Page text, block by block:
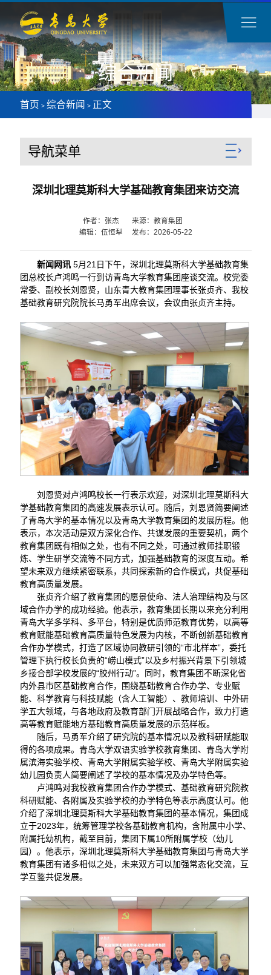
综合新闻
首页 > 综合新闻 > 正文
导航菜单
深圳北理莫斯科大学基础教育集团来访交流
作者：张杰 来源：教育集团
编辑：伍恒犁 发布：2026-05-22
新闻网讯5月21日下午，深圳北理莫斯科大学基础教育集
团总校长卢鸿鸣一行到访青岛大学教育集团座谈交流。校党委
常委、副校长刘恩贤，山东青大教育集团理事长张贞齐、我校
基础教育研究院院长马勇军出席会议，会议由张贞齐主持。
刘恩贤对卢鸿鸣校长一行表示欢迎，对深圳北理莫斯科大
学基础教育集团的高速发展表示认可。随后，刘恩贤简要阐述
了青岛大学的基本情况以及青岛大学教育集团的发展历程。他
表示，本次活动是双方深化合作、共谋发展的重要契机，两个
教育集团既有相似之处，也有不同之处，可通过教师挂职锻
炼、学生研学交流等不同方式，加强基础教育的深度互动。希
望未来双方继续紧密联系，共同探索新的合作模式，共促基础
教育高质量发展。
张贞齐介绍了教育集团的愿景使命、法人治理结构及与区
域合作办学的成功经验。他表示，教育集团长期以来充分利用
青岛大学多学科、多平台，特别是优质师范教育优势，以高等
教育赋能基础教育高质量特色发展为内核，不断创新基础教育
合作办学模式，打造了区域协同教研引领的“市北样本”，委托
管理下执行校长负责的“崂山模式”以及乡村振兴背景下引领城
乡接合部学校发展的“胶州行动”。同时，教育集团不断深化省
内外县市区基础教育合作，围绕基础教育合作办学、专业赋
能、科学教育与科技赋能（含人工智能）、教师培训、中外研
学五大领域，与各地政府及教育部门开展战略合作，致力打造
高等教育赋能地方基础教育高质量发展的示范样板。
随后，马勇军介绍了研究院的基本情况以及教科研赋能取
得的各项成果。青岛大学双语实验学校教育集团、青岛大学附
属滨海实验学校、青岛大学附属实验学校、青岛大学附属实验
幼儿园负责人简要阐述了学校的基本情况及办学特色等。
卢鸿鸣对我校教育集团合作办学模式、基础教育研究院教
科研赋能、各附属及实验学校的办学特色等表示高度认可。他
介绍了深圳北理莫斯科大学基础教育集团的基本情况，集团成
立于2023年，统筹管理学校各基础教育机构，含附属中小学、
附属托幼机构，截至目前，集团下属10所附属学校（幼儿
园）。他表示，深圳北理莫斯科大学基础教育集团与青岛大学
教育集团有诸多相似之处，未来双方可以加强常态化交流，互
学互鉴共促发展。